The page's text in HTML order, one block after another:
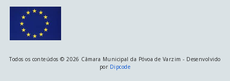
Todos os conteúdos © 2026 Câmara Municipal da Póvoa de Varzim - Desenvolvido
por Dipcode